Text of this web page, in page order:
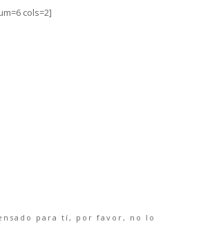
cols=2]
para tí, por favor, no lo